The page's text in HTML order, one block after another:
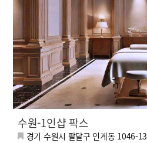
수원-1인샵 팍스
경기 수원시 팔달구 인계동 1046-13